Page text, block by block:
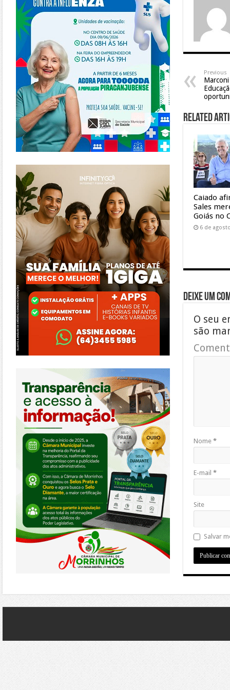
Previous
Related
Caiado
Sales
Goiás no
6 de
Deixe um
O seu
são
Nome *
E-mail *
Site
Salvar
https://www.infinitygo.com.br/
https://morrinhos.go.leg.br/